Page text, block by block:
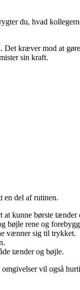
du, hvad
kræver mod at
sin kraft.
en del af rutinen.
at kunne børste tænder
bøjle rene og
vænner sig til trykket.
tænder og bøjle.
vil også